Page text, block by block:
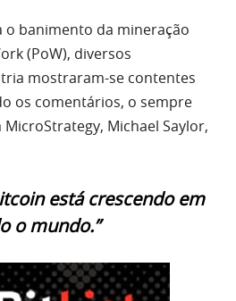
o banimento da mineração
(PoW), diversos
mostraram-se contentes
os comentários, o sempre
Michael Saylor,
está crescendo em
o mundo.”